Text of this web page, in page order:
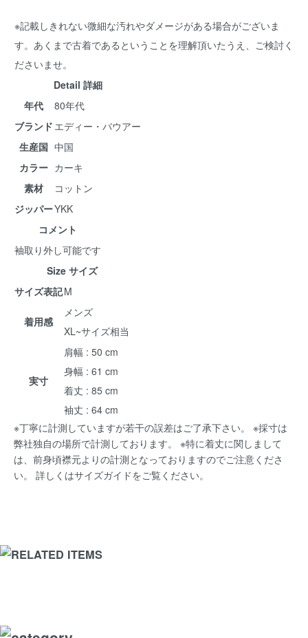
※記載しきれない微細な汚れやダメージがある場合がございま
す。あくまで古着であるということを理解頂いたうえ、ご検討く
ださいませ。
Detail 詳細
年代
80年代
ブランド エディー・バウアー
生産国 中国
カラー カーキ
素材
コットン
ジッパーYKK
コメント
袖取り外し可能です
Size サイズ
サイズ表記M
着用感
メンズ
XL~サイズ相当
実寸
肩幅 : 50 cm
身幅 : 61 cm
着丈 : 85 cm
袖丈 : 64 cm
※丁寧に計測していますが若干の誤差はご了承下さい。 ※採寸は
弊社独自の場所で計測しております。 ※特に着丈に関しまして
は、前身頃襟元よりの計測となっておりますのでご注意くださ
い。 詳しくはサイズガイドをご覧ください。